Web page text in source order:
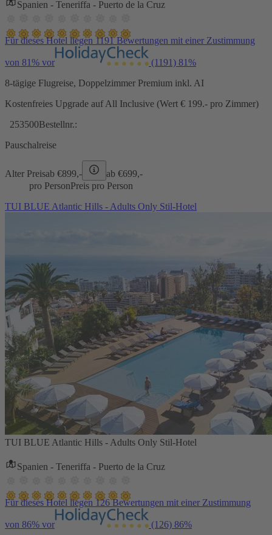
Spanien - Teneriffa - Puerto de la Cruz
Für dieses Hotel liegen 1191 Bewertungen mit einer Zustimmung
von 81% vor (1191) 81%
8-tägige Flugreise, Doppelzimmer Premium inkl. AI
Kostenfreies Upgrade auf All Inclusive (Wert € 199.- pro Zimmer)
253500Bestellnr.:
Pauschalreise
Alter Preisab €899,- ab €699,-
pro PersonPreis pro Person
TUI BLUE Atlantic Hills - Adults Only Stil-Hotel
TUI BLUE Atlantic Hills - Adults Only Stil-Hotel
Spanien - Teneriffa - Puerto de la Cruz
Für dieses Hotel liegen 126 Bewertungen mit einer Zustimmung
von 86% vor (126) 86%